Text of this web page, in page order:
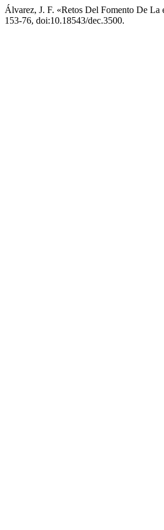
Álvarez, J. F. «Retos Del Fomento De
153-76, doi:10.18543/dec.3500.